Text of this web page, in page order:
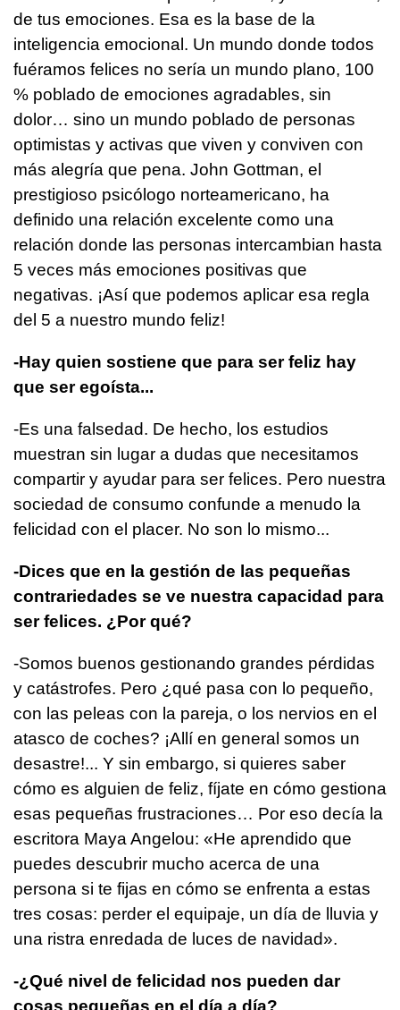
de tus emociones. Esa es la base de la
inteligencia emocional. Un mundo donde todos
fuéramos felices no sería un mundo plano, 100
% poblado de emociones agradables, sin
dolor… sino un mundo poblado de personas
optimistas y activas que viven y conviven con
más alegría que pena. John Gottman, el
prestigioso psicólogo norteamericano, ha
definido una relación excelente como una
relación donde las personas intercambian hasta
5 veces más emociones positivas que
negativas. ¡Así que podemos aplicar esa regla
del 5 a nuestro mundo feliz!
-Hay quien sostiene que para ser feliz hay
que ser egoísta...
-Es una falsedad. De hecho, los estudios
muestran sin lugar a dudas que necesitamos
compartir y ayudar para ser felices. Pero nuestra
sociedad de consumo confunde a menudo la
felicidad con el placer. No son lo mismo...
-Dices que en la gestión de las pequeñas
contrariedades se ve nuestra capacidad para
ser felices. ¿Por qué?
-Somos buenos gestionando grandes pérdidas
y catástrofes. Pero ¿qué pasa con lo pequeño,
con las peleas con la pareja, o los nervios en el
atasco de coches? ¡Allí en general somos un
desastre!... Y sin embargo, si quieres saber
cómo es alguien de feliz, fíjate en cómo gestiona
esas pequeñas frustraciones… Por eso decía la
escritora Maya Angelou: «He aprendido que
puedes descubrir mucho acerca de una
persona si te fijas en cómo se enfrenta a estas
tres cosas: perder el equipaje, un día de lluvia y
una ristra enredada de luces de navidad».
-¿Qué nivel de felicidad nos pueden dar
cosas pequeñas en el día a día?